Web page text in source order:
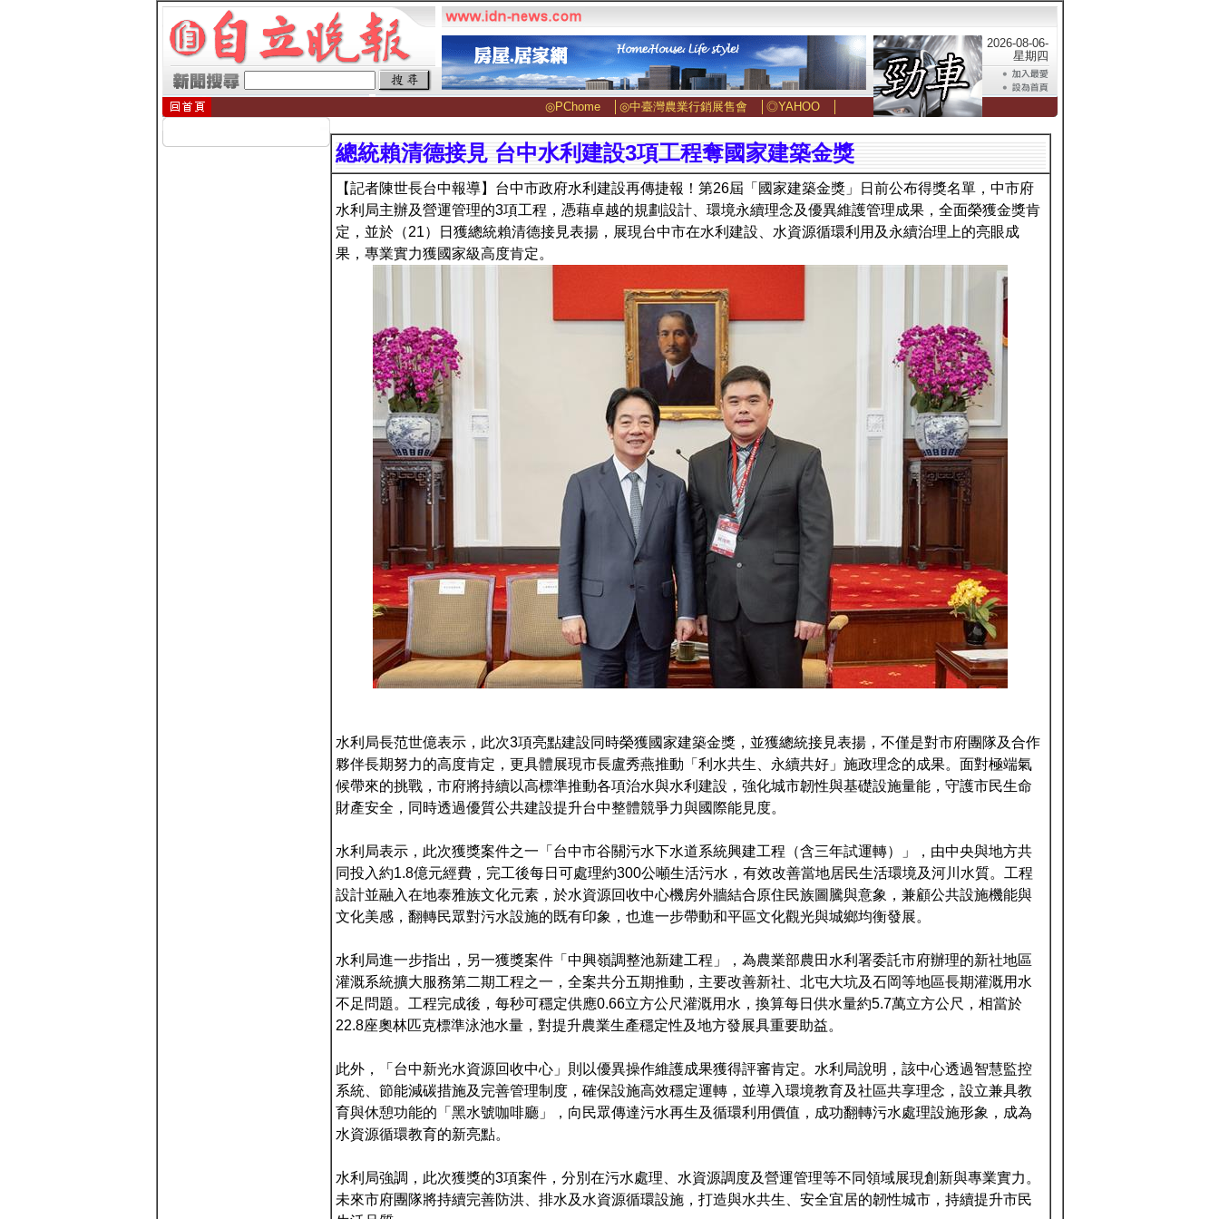
2026-08-06-
星期四
◎PChome│ ◎中臺灣農業行銷展售會 ◎YAHOO│
總統賴清德接見 台中水利建設3項工程奪國家建築金獎
【記者陳世長台中報導】台中市政府水利建設再傳捷報！第26屆「國家建築金獎」日前公布得獎名單，中市府
水利局主辦及營運管理的3項工程，憑藉卓越的規劃設計、環境永續理念及優異維護管理成果，全面榮獲金獎肯
定，並於（21）日獲總統賴清德接見表揚，展現台中市在水利建設、水資源循環利用及永續治理上的亮眼成
果，專業實力獲國家級高度肯定。
水利局長范世億表示，此次3項亮點建設同時榮獲國家建築金獎，並獲總統接見表揚，不僅是對市府團隊及合作
夥伴長期努力的高度肯定，更具體展現市長盧秀燕推動「利水共生、永續共好」施政理念的成果。面對極端氣
候帶來的挑戰，市府將持續以高標準推動各項治水與水利建設，強化城市韌性與基礎設施量能，守護市民生命
財產安全，同時透過優質公共建設提升台中整體競爭力與國際能見度。
水利局表示，此次獲獎案件之一「台中市谷關污水下水道系統興建工程（含三年試運轉）」，由中央與地方共
同投入約1.8億元經費，完工後每日可處理約300公噸生活污水，有效改善當地居民生活環境及河川水質。工程
設計並融入在地泰雅族文化元素，於水資源回收中心機房外牆結合原住民族圖騰與意象，兼顧公共設施機能與
文化美感，翻轉民眾對污水設施的既有印象，也進一步帶動和平區文化觀光與城鄉均衡發展。
水利局進一步指出，另一獲獎案件「中興嶺調整池新建工程」，為農業部農田水利署委託市府辦理的新社地區
灌溉系統擴大服務第二期工程之一，全案共分五期推動，主要改善新社、北屯大坑及石岡等地區長期灌溉用水
不足問題。工程完成後，每秒可穩定供應0.66立方公尺灌溉用水，換算每日供水量約5.7萬立方公尺，相當於
22.8座奧林匹克標準泳池水量，對提升農業生產穩定性及地方發展具重要助益。
此外，「台中新光水資源回收中心」則以優異操作維護成果獲得評審肯定。水利局說明，該中心透過智慧監控
系統、節能減碳措施及完善管理制度，確保設施高效穩定運轉，並導入環境教育及社區共享理念，設立兼具教
育與休憩功能的「黑水號咖啡廳」，向民眾傳達污水再生及循環利用價值，成功翻轉污水處理設施形象，成為
水資源循環教育的新亮點。
水利局強調，此次獲獎的3項案件，分別在污水處理、水資源調度及營運管理等不同領域展現創新與專業實力。
未來市府團隊將持續完善防洪、排水及水資源循環設施，打造與水共生、安全宜居的韌性城市，持續提升市民